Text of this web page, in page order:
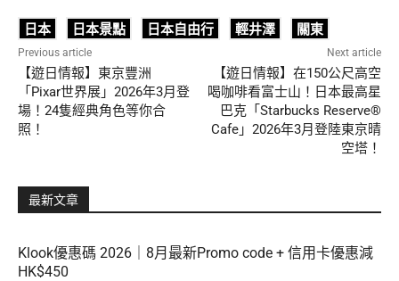
日本 日本景點 日本自由行 輕井澤 關東
Previous article
【遊日情報】東京豐洲
「Pixar世界展」2026年3月登
場！24隻經典角色等你合
照！
Next article
【遊日情報】在150公尺高空
喝咖啡看富士山！日本最高星
巴克「Starbucks Reserve®
Cafe」2026年3月登陸東京晴
空塔！
最新文章
Klook優惠碼 2026｜8月最新Promo code + 信用卡優惠減
HK$450